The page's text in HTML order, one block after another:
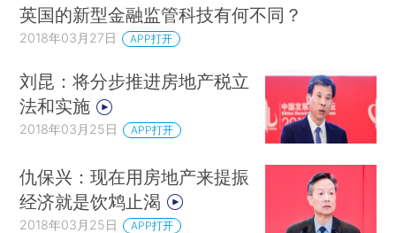
英国的新型金融监管科技有何不同？
2018年03月27日 APP打开
刘昆：将分步推进房地产税立
法和实施
2018年03月25日 APP打开
仇保兴：现在用房地产来提振
经济就是饮鸩止渴
2018年03月25日 APP打开